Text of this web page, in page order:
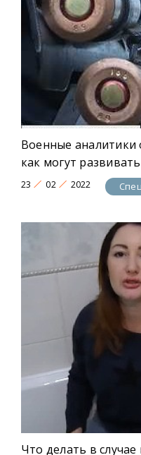
Военные аналитики
как могут
23 02 2022
Что делать в